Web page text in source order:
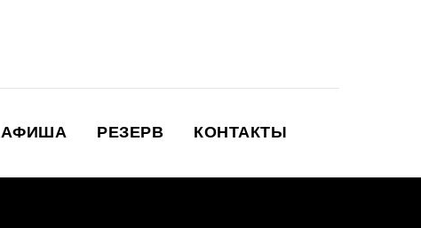
АФИША РЕЗЕРВ КОНТАКТЫ